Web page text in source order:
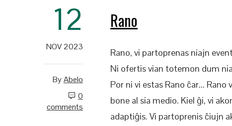
12
NOV 2023
ByAbelo
0
comments
Rano
Rano, vi partoprenas niajn
Ni ofertis vian totemon dum
Por ni vi estas Rano ĉar...
bone al sia medio. Kiel ĝi, vi
adaptiĝis. Vi partoprenis ĉiujn